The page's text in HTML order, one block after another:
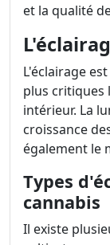
et la qualité
L'éclairage
plus critiques
intérieur. La
croissance
également le
Types
cannabis
Il existe